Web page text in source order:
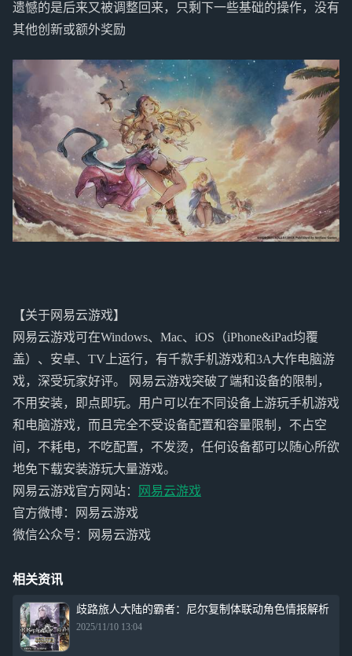
遗憾的是后来又被调整回来，只剩下一些基础的操作，没有
其他创新或额外奖励
【关于网易云游戏】
网易云游戏可在Windows、Mac、iOS（iPhone&iPad均覆
盖）、安卓、TV上运行，有千款手机游戏和3A大作电脑游
戏，深受玩家好评。 网易云游戏突破了端和设备的限制，
不用安装，即点即玩。用户可以在不同设备上游玩手机游戏
和电脑游戏，而且完全不受设备配置和容量限制，不占空
间，不耗电，不吃配置，不发烫，任何设备都可以随心所欲
地免下载安装游玩大量游戏。
网易云游戏官方网站：
网易云游戏
官方微博：网易云游戏
微信公众号：网易云游戏
相关资讯
歧路旅人大陆的霸者：尼尔复制体联动角色情报解析
2025/11/10 13:04